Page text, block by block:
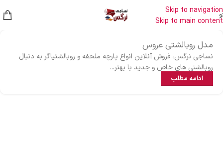
Skip to navigation
Skip to main content
مدل روبالشتی عروس
نساجی نرگس، فروش آنلاین انواع پارچه ملحفه و روبالشتیاگر به دنبال
روبالشتی های خاص و جدید با بهتر...
ادامه مطلب